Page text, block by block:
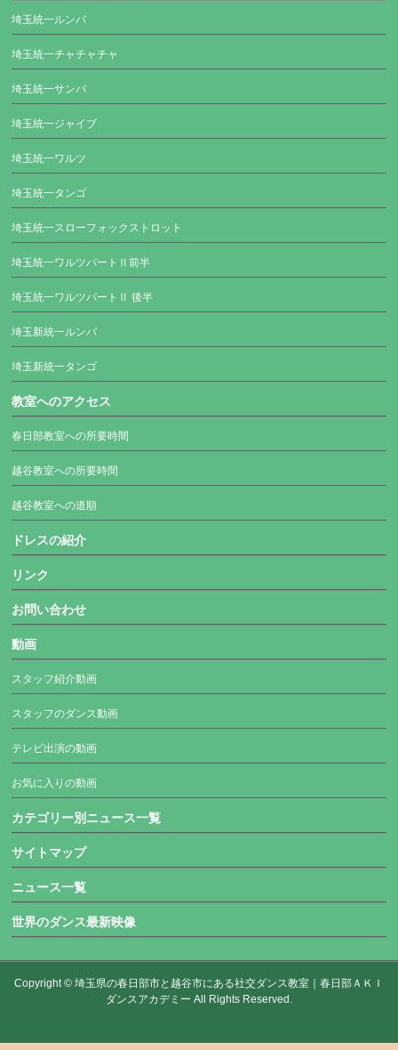
埼玉統一ルンバ
埼玉統一チャチャチャ
埼玉統一サンバ
埼玉統一ジャイブ
埼玉統一ワルツ
埼玉統一タンゴ
埼玉統一スローフォックストロット
埼玉統一ワルツパートⅡ前半
埼玉統一ワルツパートⅡ 後半
埼玉新統一ルンバ
埼玉新統一タンゴ
教室へのアクセス
春日部教室への所要時間
越谷教室への所要時間
越谷教室への道順
ドレスの紹介
リンク
お問い合わせ
動画
スタッフ紹介動画
スタッフのダンス動画
テレビ出演の動画
お気に入りの動画
カテゴリー別ニュース一覧
サイトマップ
ニュース一覧
世界のダンス最新映像
Copyright © 埼玉県の春日部市と越谷市にある社交ダンス教室｜春日部ＡＫＩ
ダンスアカデミー All Rights Reserved.